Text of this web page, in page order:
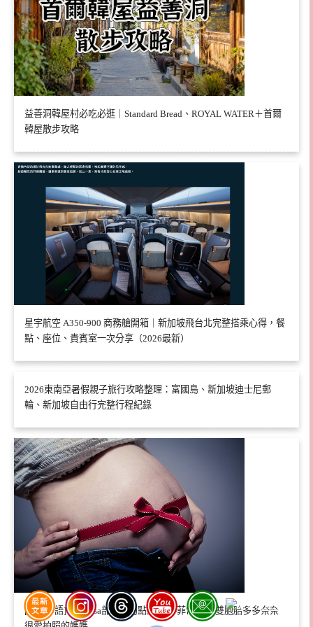
益善洞韓屋村必吃必逛｜Standard Bread、ROYAL WATER＋首爾
韓屋散步攻略
星宇航空 A350-900 商務艙開箱｜新加坡飛台北完整搭乘心得，餐
點、座位、貴賓室一次分享（2026最新）
2026東南亞暑假親子旅行攻略整理：富國島、新加坡迪士尼郵
輪、新加坡自由行完整行程紀錄
[子言子語] 關於elsa部落格的點點小事-菲常好攝 雙胞胎多多奈奈